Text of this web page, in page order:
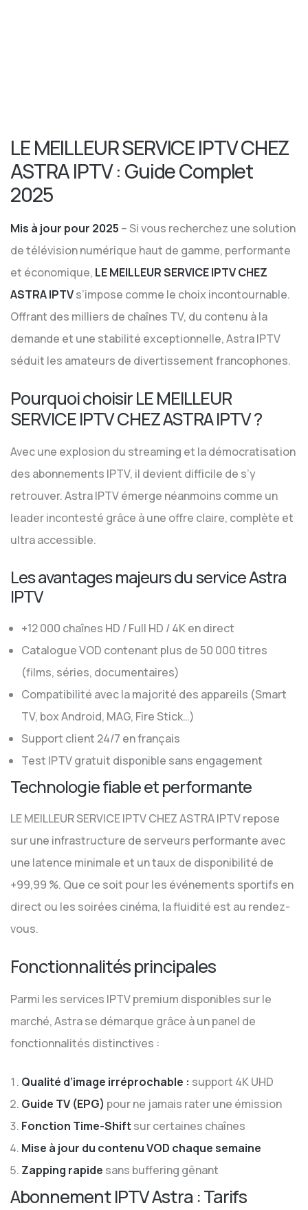
LE MEILLEUR SERVICE IPTV CHEZ
ASTRA IPTV : Guide Complet
2025
Mis à jour pour 2025 – Si vous recherchez une solution
de télévision numérique haut de gamme, performante
et économique, LE MEILLEUR SERVICE IPTV CHEZ
ASTRA IPTVs’impose comme le choix incontournable.
Offrant des milliers de chaînes TV, du contenu à la
demande et une stabilité exceptionnelle, Astra IPTV
séduit les amateurs de divertissement francophones.
Pourquoi choisir LE MEILLEUR
SERVICE IPTV CHEZ ASTRA IPTV ?
Avec une explosion du streaming et la démocratisation
des abonnements IPTV, il devient difficile de s’y
retrouver. Astra IPTV émerge néanmoins comme un
leader incontesté grâce à une offre claire, complète et
ultra accessible.
Les avantages majeurs du service Astra
IPTV
+12 000 chaînes HD / Full HD / 4K en direct
Catalogue VOD contenant plus de 50 000 titres
(films, séries, documentaires)
Compatibilité avec la majorité des appareils (Smart
TV, box Android, MAG, Fire Stick…)
Support client 24/7 en français
Test IPTV gratuit disponible sans engagement
Technologie fiable et performante
LE MEILLEUR SERVICE IPTV CHEZ ASTRA IPTV repose
sur une infrastructure de serveurs performante avec
une latence minimale et un taux de disponibilité de
+99,99 %. Que ce soit pour les événements sportifs en
direct ou les soirées cinéma, la fluidité est au rendez-
vous.
Fonctionnalités principales
Parmi les services IPTV premium disponibles sur le
marché, Astra se démarque grâce à un panel de
fonctionnalités distinctives :
Qualité d’image irréprochable : support 4K UHD
Guide TV (EPG) pour ne jamais rater une émission
Fonction Time-Shiftsur certaines chaînes
Mise à jour du contenu VOD chaque semaine
Zapping rapide sans buffering gênant
Abonnement IPTV Astra : Tarifs